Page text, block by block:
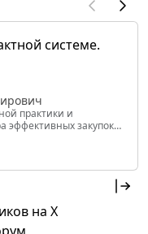
системе.
практики и
эффективных закупок
на X